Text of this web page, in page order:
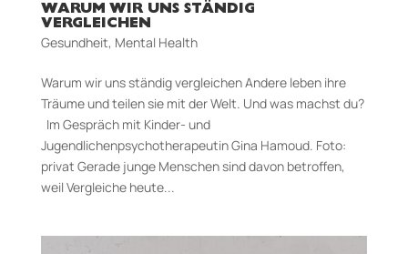
WARUM WIR UNS STÄNDIG
VERGLEICHEN
Gesundheit, Mental Health
Warum wir uns ständig vergleichen Andere leben ihre
Träume und teilen sie mit der Welt. Und was machst du?
Im Gespräch mit Kinder- und
Jugendlichenpsychotherapeutin Gina Hamoud. Foto:
privat Gerade junge Menschen sind davon betroffen,
weil Vergleiche heute...